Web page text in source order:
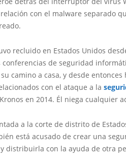
con el malware separado
recluido en Estados Unidos
de seguridad
camino a casa, y desde entonces
con el ataque a la
en 2014. Él niega cualquier
a la corte de distrito de
está acusado de crear una
distribuirla con la ayuda de otra